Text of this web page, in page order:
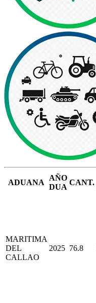
ADUANA
AÑO
DUA
CANT.
MARITIMA
DEL
CALLAO
2025 76.8